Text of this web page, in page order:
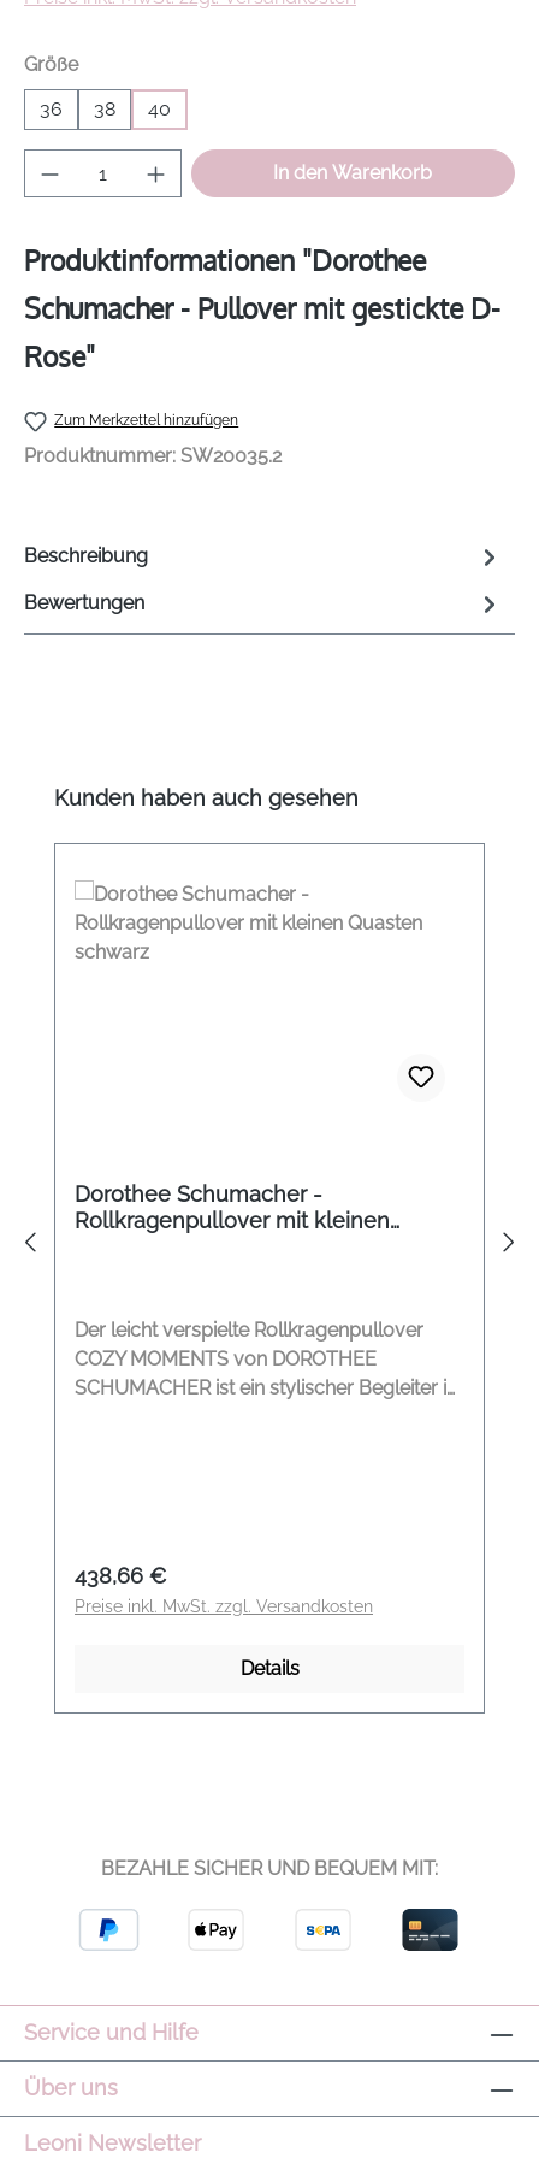
Größeauswählen
36
38 40
Produkt Anzahl: Gib den gewünschten
In den Warenkorb
Produktinformationen "Dorothee
Schumacher - Pullover mit gestickte D-
Rose"
Zum Merkzettel hinzufügen
Produktnummer: SW20035.2
Beschreibung
Bewertungen
Produktgalerie überspringen
Kunden haben auch gesehen
Dorothee Schumacher -
Rollkragenpullover mit kleinen
Der leicht verspielte Rollkragenpullover
COZY MOMENTS von DOROTHEE
SCHUMACHER ist ein stylischer Begleiter in
Pullover Farbe: pure black Material: 88%
Schurwolle, 9% Kashmere, 3% Polyamid
Regulärer Preis:
438,66 €
Preise inkl. MwSt. zzgl. Versandkosten
Details
BEZAHLE SICHER UND BEQUEM MIT:
Service und Hilfe
Über uns
Leoni Newsletter